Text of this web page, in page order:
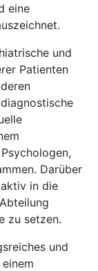
eine
und
Patienten
Darüber
in die
zu setzen.
und